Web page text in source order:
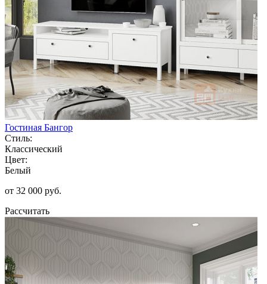
Гостиная Бангор
Стиль:
Классический
Цвет:
Белый
от 32 000 руб.
Рассчитать